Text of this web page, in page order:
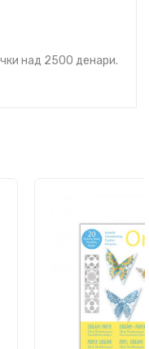
над 2500 денари.